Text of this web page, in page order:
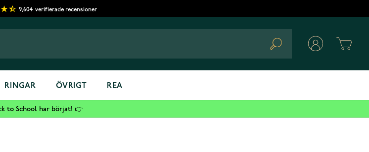
9,604 verifierade recensioner
Search
RINGAR ÖVRIGT REA
to School har börjat! 👉